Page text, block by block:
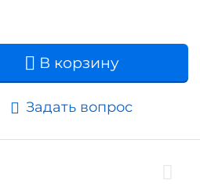
В корзину
Задать вопрос